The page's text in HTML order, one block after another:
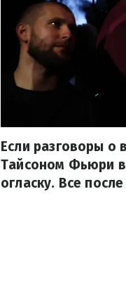
Если разговоры
Тайсоном Фьюри
огласку. Все